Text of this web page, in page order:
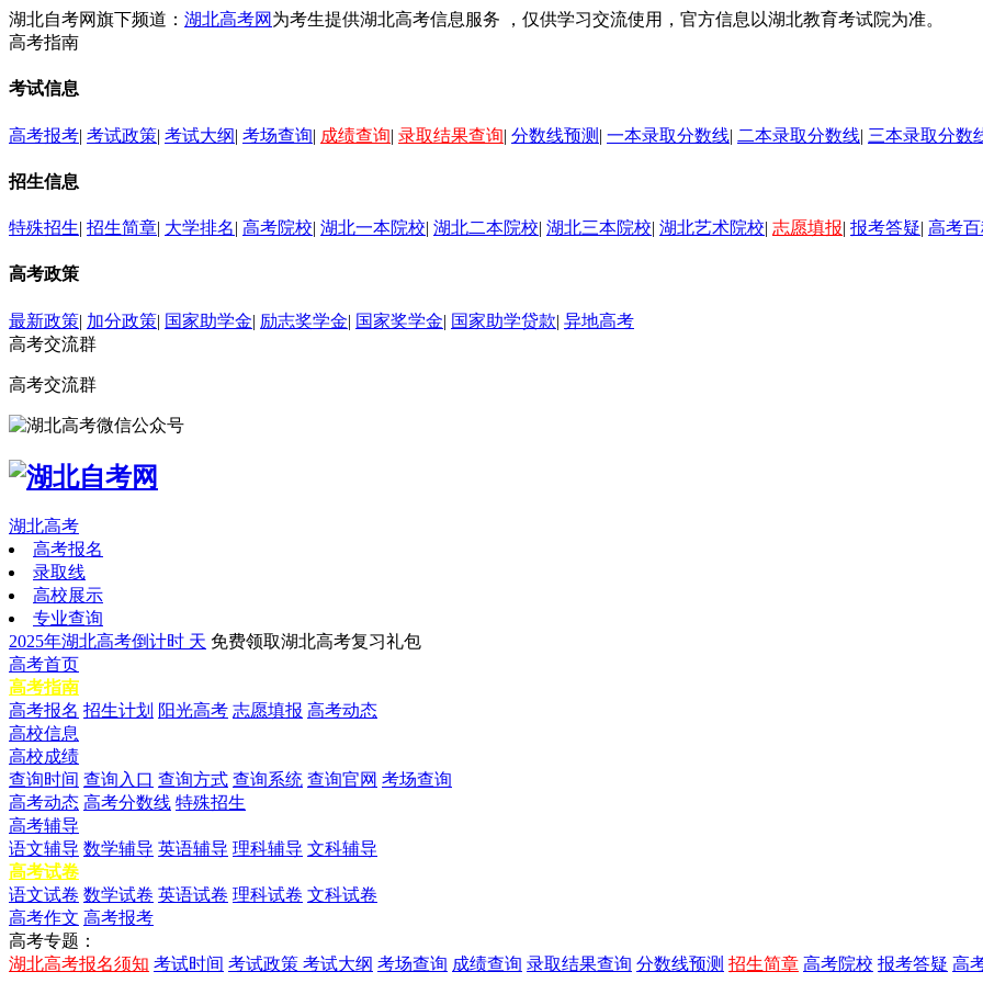
湖北自考网旗下频道： 湖北高考网 为考生提供湖北高考信息服务 ，仅供学习交流使用，官方信息以湖北教育考试院为准。
高考指南
考试信息
高考报考| 考试政策| 考试大纲| 考场查询| 成绩查询| 录取结果查询| 分数线预测 | 一本录取分数线| 二本录取分数线| 三本录取分数
招生信息
特殊招生| 招生简章| 大学排名| 高考院校| 湖北一本院校| 湖北二本院校| 湖北三本院校| 湖北艺术院校| 志愿填报| 报考答疑| 高考
高考政策
最新政策| 加分政策| 国家助学金| 励志奖学金| 国家奖学金| 国家助学贷款| 异地高考
高考交流群
高考交流群
湖北高考
高考报名
录取线
高校展示
专业查询
2025年湖北高考倒计时 天 免费领取湖北高考复习礼包
高考首页
高考指南
高考报名 招生计划 阳光高考 志愿填报 高考动态
高校信息
高校成绩
查询时间 查询入口 查询方式 查询系统 查询官网 考场查询
高考动态 高考分数线 特殊招生
高考辅导
语文辅导 数学辅导 英语辅导 理科辅导 文科辅导
高考试卷
语文试卷 数学试卷 英语试卷 理科试卷 文科试卷
高考作文 高考报考
高考专题：
湖北高考报名须知 考试时间 考试政策 考试大纲 考场查询 成绩查询 录取结果查询 分数线预测 招生简章 高考院校 报考答疑 高